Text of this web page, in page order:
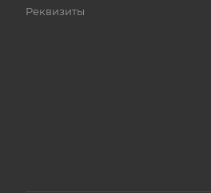
Реквизиты